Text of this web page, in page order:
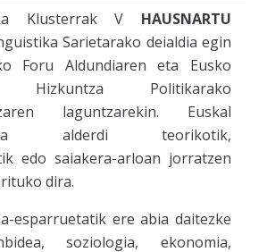
Klusterrak V HAUSNARTU
Sarietarako deialdia egin
Foru Aldundiaren eta Eusko
Hizkuntza Politikarako
laguntzarekin. Euskal
alderdi teorikotik,
edo saiakera-arloan jorratzen
dira.
esparruetatik ere abia daitezke
soziologia, ekonomia,